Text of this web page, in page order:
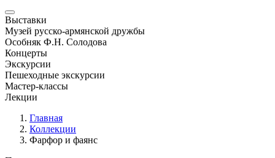
Выставки
Музей русско-армянской дружбы
Особняк Ф.Н. Солодова
Концерты
Экскурсии
Пешеходные экскурсии
Мастер-классы
Лекции
Главная
Коллекции
Фарфор и фаянс